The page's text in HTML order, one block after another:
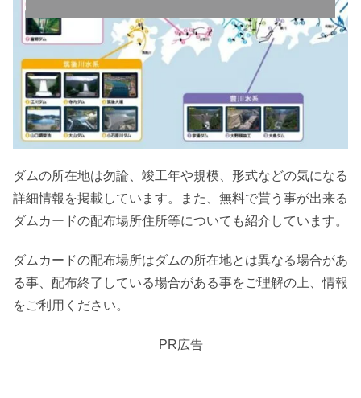
ダムの所在地は勿論、竣工年や規模、形式などの気になる
詳細情報を掲載しています。また、無料で貰う事が出来る
ダムカードの配布場所住所等についても紹介しています。
ダムカードの配布場所はダムの所在地とは異なる場合があ
る事、配布終了している場合がある事をご理解の上、情報
をご利用ください。
PR広告